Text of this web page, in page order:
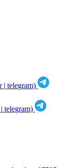
| telegram)
telegram)